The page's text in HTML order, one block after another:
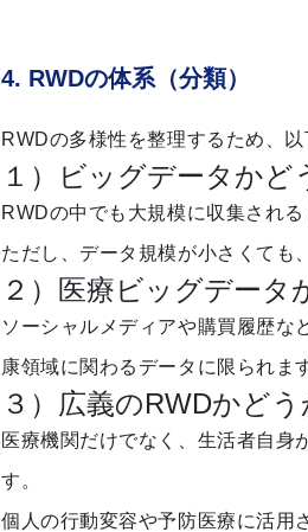
4. RWDの体系（分類）
RWDの多様性を整理するため、
１）ビッグデータかど
RWDの中でも大規模に収集され
ただし、データ規模が小さくても
２）医療ビッグデータ
ソーシャルメディアや購買履歴な
康領域に関わるデータに限られま
３）広義のRWDかどう
医療機関だけでなく、生活者自身
す。
個人の行動変容や予防医療に活用